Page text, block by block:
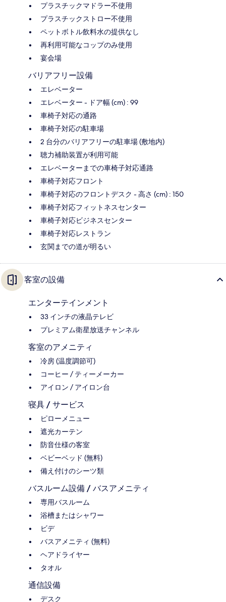
プラスチックマドラー不使用
プラスチックストロー不使用
ペットボトル飲料水の提供なし
再利用可能なコップのみ使用
宴会場
バリアフリー設備
エレベーター
エレベーター - ドア幅 (cm) : 99
車椅子対応の通路
車椅子対応の駐車場
2 台分のバリアフリーの駐車場 (敷地内)
聴力補助装置が利用可能
エレベーターまでの車椅子対応通路
車椅子対応フロント
車椅子対応のフロントデスク - 高さ (cm) : 150
車椅子対応フィットネスセンター
車椅子対応ビジネスセンター
車椅子対応レストラン
玄関までの道が明るい
客室の設備
エンターテインメント
33 インチの液晶テレビ
プレミアム衛星放送チャンネル
客室のアメニティ
冷房 (温度調節可)
コーヒー / ティーメーカー
アイロン / アイロン台
寝具 / サービス
ピローメニュー
遮光カーテン
防音仕様の客室
ベビーベッド (無料)
備え付けのシーツ類
バスルーム設備 / バスアメニティ
専用バスルーム
浴槽またはシャワー
ビデ
バスアメニティ (無料)
ヘアドライヤー
タオル
通信設備
デスク